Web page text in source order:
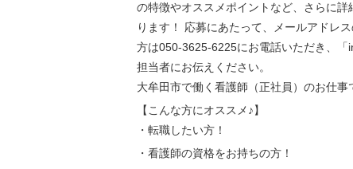
の特徴やオススメポイントなど、さらに詳
ります！ 応募にあたって、メールアドレ
方は050-3625-6225にお電話いただき、「
担当者にお伝えください。
大牟田市で働く看護師（正社員）のお仕事
【こんな方にオススメ♪】
・転職したい方！
・看護師の資格をお持ちの方！